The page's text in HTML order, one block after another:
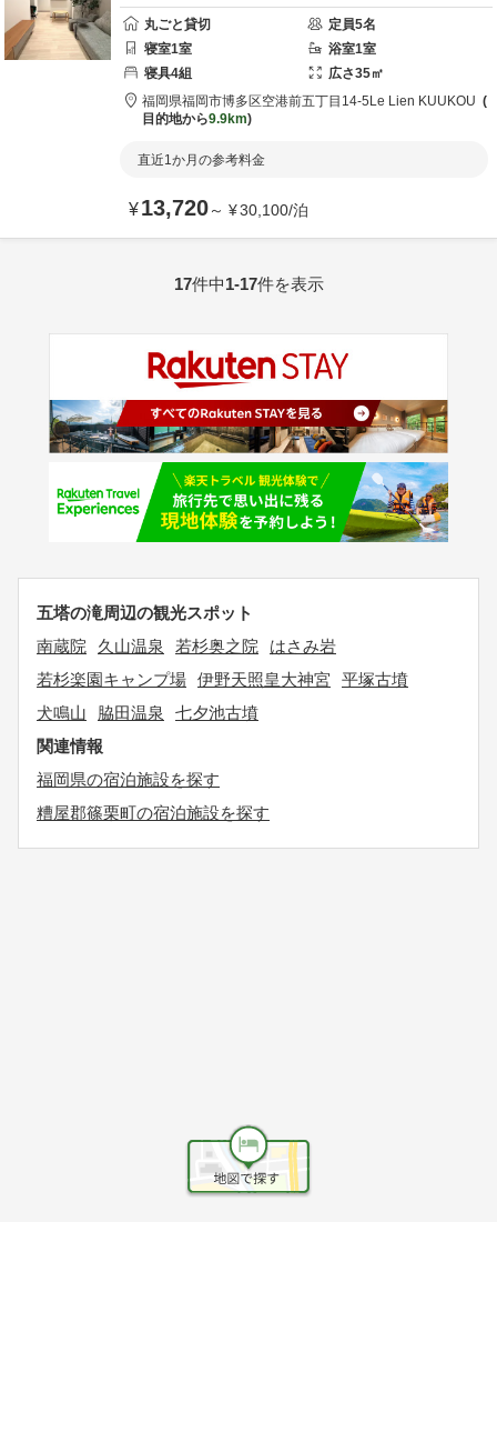
丸ごと貸切 定員5名
寝室1室 浴室1室
寝具4組 広さ35㎡
福岡県福岡市博多区空港前五丁目14-5 Le Lien KUUKOU
目的地から9.9km
直近1か月の参考料金
¥13,720～ ¥30,100/泊
17件中1-17件を表示
五塔の滝周辺の観光スポット
南蔵院
久山温泉 若杉奥之院
はさみ岩
若杉楽園キャンプ場 伊野天照皇大神宮
平塚古墳
犬鳴山
脇田温泉
七夕池古墳
関連情報
福岡県の宿泊施設を探す
糟屋郡篠栗町の宿泊施設を探す